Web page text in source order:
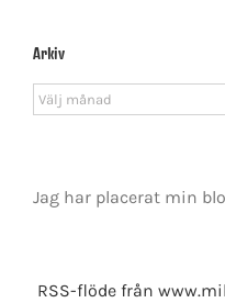
Arkiv
Arkiv
Jag har placerat min
RSS-flöde från